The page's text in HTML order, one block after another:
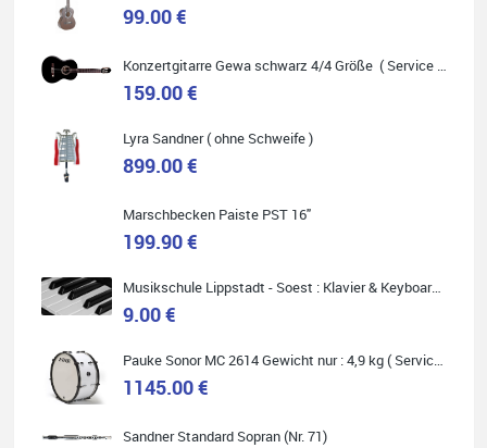
Carsten Spiegel
Ich war auf der Suche nach einem neuen Keyboard und bin
begeistert: ich bin super beraten worden, aktuell natürlich nur
wurde alles zusammengestellt, so dass ich alles nur noch
Quelle: Google-Rezension
99.00 €
Konzertgitarre Gewa schwarz 4/4 Größe ( Service Preis inkl. Werkstatt Service )
159.00 €
Lyra Sandner ( ohne Schweife )
899.00 €
Marschbecken Paiste PST 16"
199.90 €
Musikschule Lippstadt - Soest : Klavier & Keyboardunterricht
9.00 €
Pauke Sonor MC 2614 Gewicht nur : 4,9 kg ( Service Preis inkl. Werkstatt Service )
1145.00 €
Sandner Standard Sopran (Nr. 71)